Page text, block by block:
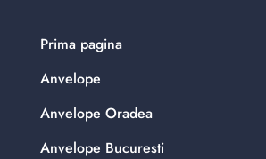
Prima pagina
Anvelope
Anvelope Oradea
Anvelope Bucuresti